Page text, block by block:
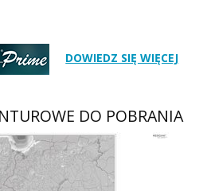
DOWIEDZ SIĘ WIĘCEJ
DO POBRANIA